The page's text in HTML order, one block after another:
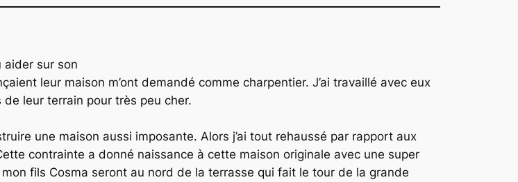
aider sur son
leur maison m’ont demandé comme charpentier. J’ai travaillé avec eux
leur terrain pour très peu cher.
une maison aussi imposante. Alors j’ai tout rehaussé par rapport aux
contrainte a donné naissance à cette maison originale avec une super
fils Cosma seront au nord de la terrasse qui fait le tour de la grande